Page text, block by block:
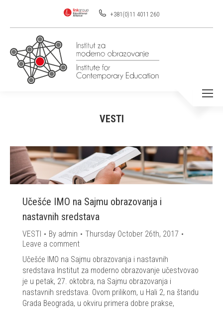
+381(0)11 4011 260
VESTI
Učešće IMO na Sajmu obrazovanja i
nastavnih sredstava
VESTI By admin
Thursday October 26th, 2017
Leave a comment
Učešće IMO na Sajmu obrazovanja i nastavnih
sredstava Institut za moderno obrazovanje učestvovao
je u petak, 27. oktobra, na Sajmu obrazovanja i
nastavnih sredstava. Ovom prilikom, u Hali 2, na štandu
Grada Beograda, u okviru primera dobre prakse,